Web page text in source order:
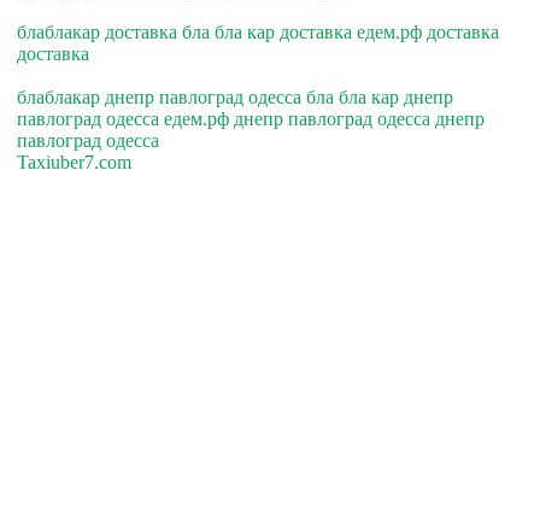
блаблакар доставка бла бла кар доставка едем.рф доставка
доставка
блаблакар днепр павлоград одесса бла бла кар днепр
павлоград одесса едем.рф днепр павлоград одесса днепр
павлоград одесса
Taxiuber7.com